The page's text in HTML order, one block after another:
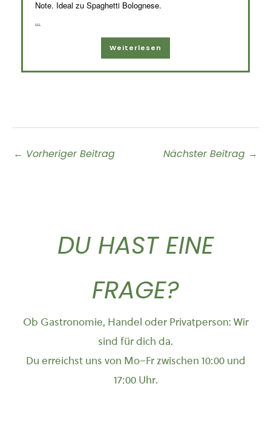
Note. Ideal zu Spaghetti Bolognese.
...
Weiterlesen
← Vorheriger Beitrag Nächster Beitrag →
DU HAST EINE
FRAGE?
Ob Gastronomie, Handel oder Privatperson: Wir
sind für dich da.
Du erreichst uns von Mo–Fr zwischen 10:00 und
17:00 Uhr.